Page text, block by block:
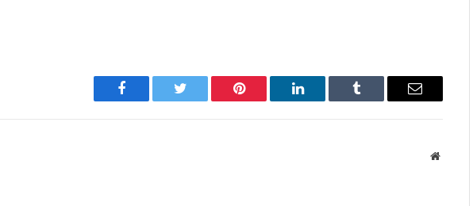
Facebook Twitter Pinterest LinkedIn Tumblr Имэйл
Вэбсайт